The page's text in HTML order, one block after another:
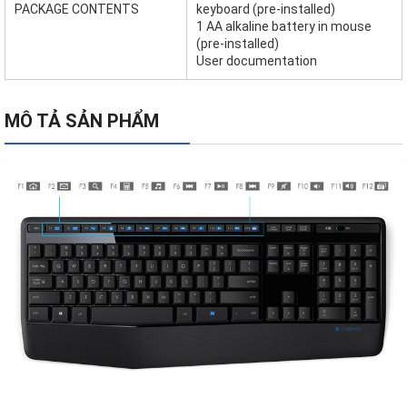
PACKAGE CONTENTS
keyboard (pre-installed)
1 AA alkaline battery in mouse
(pre-installed)
User documentation
MÔ TẢ SẢN PHẨM